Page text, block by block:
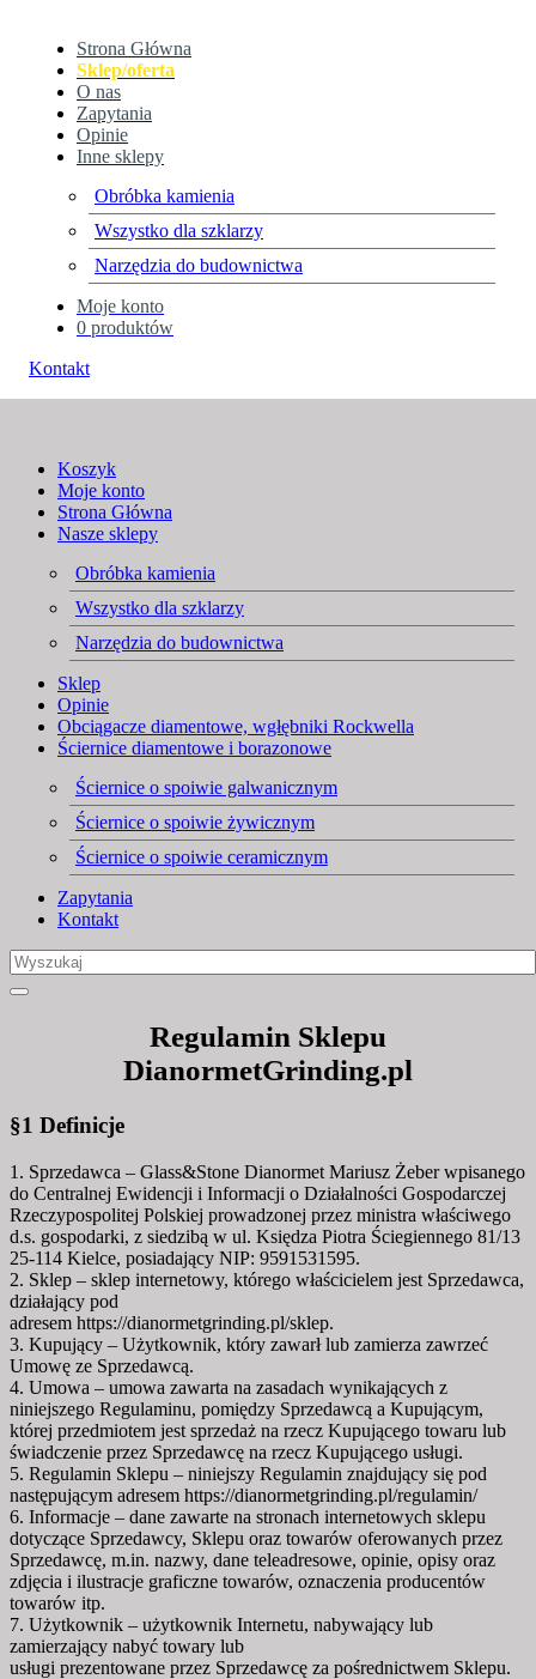
Strona Główna
Sklep/oferta
O nas
Zapytania
Opinie
Inne sklepy
Obróbka kamienia
Wszystko dla szklarzy
Narzędzia do budownictwa
Moje konto
0 produktów
Kontakt
Regulamin
Regulamin
Koszyk
Moje konto
Strona Główna
Nasze sklepy
Obróbka kamienia
Wszystko dla szklarzy
Narzędzia do budownictwa
Sklep
Opinie
Obciągacze diamentowe, wgłębniki Rockwella
Ściernice diamentowe i borazonowe
Ściernice o spoiwie galwanicznym
Ściernice o spoiwie żywicznym
Ściernice o spoiwie ceramicznym
Zapytania
Kontakt
Regulamin Sklepu
DianormetGrinding.pl
§1 Definicje
1. Sprzedawca – Glass&Stone Dianormet Mariusz Żeber wpisanego
do Centralnej Ewidencji i Informacji o Działalności Gospodarczej
Rzeczypospolitej Polskiej prowadzonej przez ministra właściwego
d.s. gospodarki, z siedzibą w ul. Księdza Piotra Ściegiennego 81/13
25-114 Kielce, posiadający NIP: 9591531595.
2. Sklep – sklep internetowy, którego właścicielem jest Sprzedawca,
działający pod
adresem https://dianormetgrinding.pl/sklep.
3. Kupujący – Użytkownik, który zawarł lub zamierza zawrzeć
Umowę ze Sprzedawcą.
4. Umowa – umowa zawarta na zasadach wynikających z
niniejszego Regulaminu, pomiędzy Sprzedawcą a Kupującym,
której przedmiotem jest sprzedaż na rzecz Kupującego towaru lub
świadczenie przez Sprzedawcę na rzecz Kupującego usługi.
5. Regulamin Sklepu – niniejszy Regulamin znajdujący się pod
następującym adresem https://dianormetgrinding.pl/regulamin/
6. Informacje – dane zawarte na stronach internetowych sklepu
dotyczące Sprzedawcy, Sklepu oraz towarów oferowanych przez
Sprzedawcę, m.in. nazwy, dane teleadresowe, opinie, opisy oraz
zdjęcia i ilustracje graficzne towarów, oznaczenia producentów
towarów itp.
7. Użytkownik – użytkownik Internetu, nabywający lub
zamierzający nabyć towary lub
usługi prezentowane przez Sprzedawcę za pośrednictwem Sklepu.